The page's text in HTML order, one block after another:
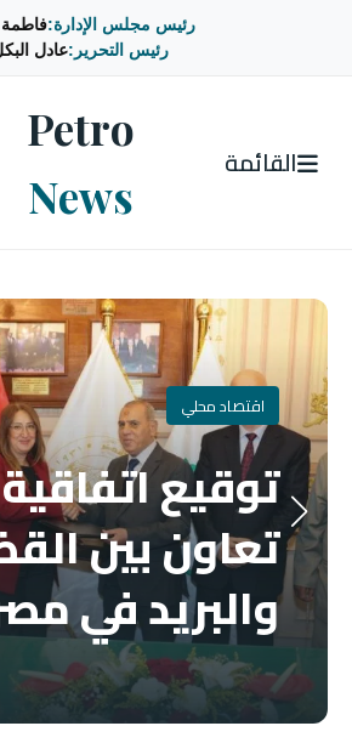
رئيس مجلس الإدارة:فاطمة
رئيس التحرير:عادل
القائمة
Petro
News
اقتصاد محلي
توقيع اتفاقية
تعاون بين
والبريد في